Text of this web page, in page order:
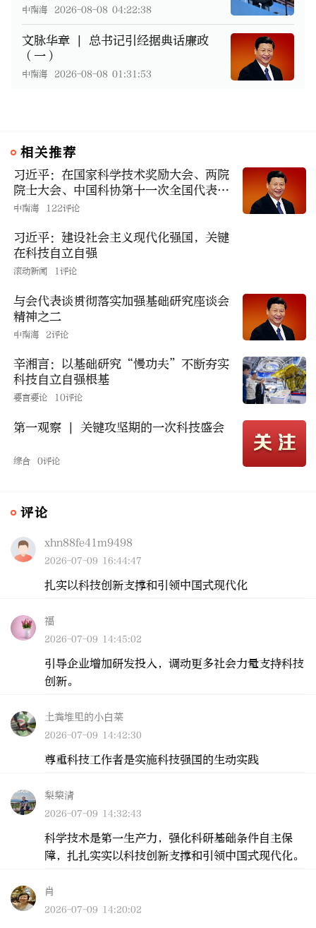
中南海 2026-08-08 04:22:38
文脉华章 | 总书记引经据典话廉政
（一）
中南海 2026-08-08 01:31:53
相关推荐
习近平：在国家科学技术奖励大会、两院
院士大会、中国科协第十一次全国代表大
会上的讲话
中南海 122评论
习近平：建设社会主义现代化强国，关键
在科技自立自强
滚动新闻 1评论
与会代表谈贯彻落实加强基础研究座谈会
精神之二
中南海 2评论
辛湘言：以基础研究“慢功夫”不断夯实
科技自立自强根基
要言要论 10评论
第一观察 | 关键攻坚期的一次科技盛会
综合 0评论
评论
xhn88fe41m9498
2026-07-09 16:44:47
扎实以科技创新支撑和引领中国式现代化
福
2026-07-09 14:45:02
引导企业增加研发投入，调动更多社会力量支持科技
创新。
土粪堆里的小白菜
2026-07-09 14:42:30
尊重科技工作者是实施科技强国的生动实践
梨棃清
2026-07-09 14:32:43
科学技术是第一生产力，强化科研基础条件自主保
障，扎扎实实以科技创新支撑和引领中国式现代化。
肖
2026-07-09 14:20:02